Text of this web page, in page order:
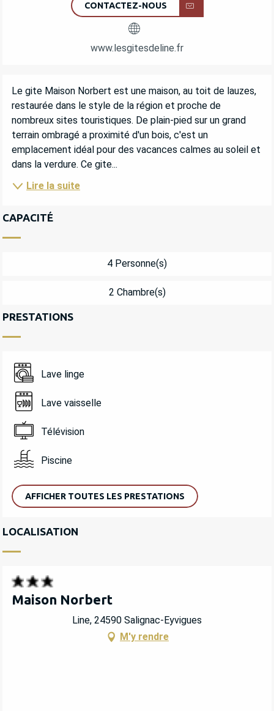
CONTACTEZ-NOUS
www.lesgitesdeline.fr
DESCRIPTION
Le gite Maison Norbert est une maison, au toit de lauzes,
restaurée dans le style de la région et proche de
nombreux sites touristiques. De plain-pied sur un grand
terrain ombragé a proximité d'un bois, c'est un
emplacement idéal pour des vacances calmes au soleil et
dans la verdure. Ce gite...
Lire la suite
CAPACITÉ
4 Personne(s)
2 Chambre(s)
PRESTATIONS
Lave linge
Lave vaisselle
Télévision
Piscine
AFFICHER TOUTES LES PRESTATIONS
LOCALISATION
Maison Norbert
Line, 24590 Salignac-Eyvigues
M'y rendre